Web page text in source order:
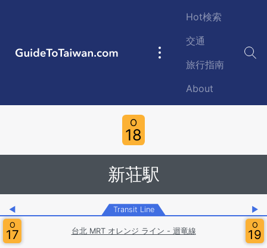
GuideToTaiwan.com
Main
Hot検索
交通
旅行指南
About
O
18
新荘駅
◀ Transit Line
▶
O
17 台北 MRT オレンジ ライン - 迴竜線
O
19